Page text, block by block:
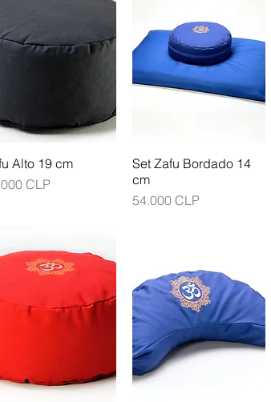
Alto 19 cm
CLP
Set Zafu Bordado 14
cm
Precio
54.000 CLP